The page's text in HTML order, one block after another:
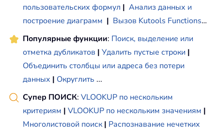
пользовательских формул | Анализ данных и
построение диаграмм | Вызов Kutools Functions…
Популярные функции: Поиск, выделение или
отметка дубликатов | Удалить пустые строки |
Объединить столбцы или адреса без потери
данных | Округлить ...
Супер ПОИСК: VLOOKUP по нескольким
критериям | VLOOKUP по нескольким значениям |
Многолистовой поиск | Распознавание нечетких